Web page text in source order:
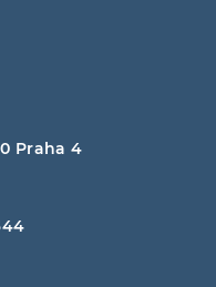
Praha 4